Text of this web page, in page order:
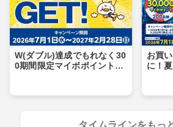
W(ダブル)達成でもれなく30
0期間限定マイボポイントG
お買
に！